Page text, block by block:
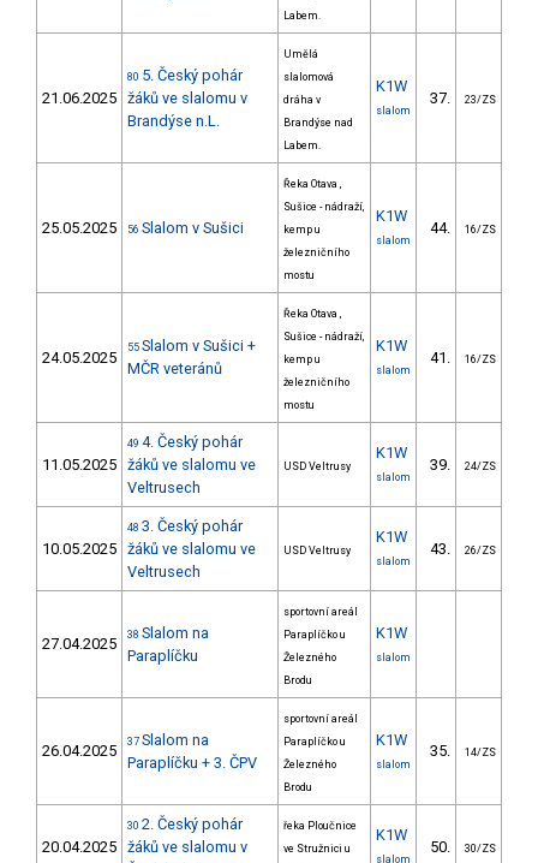
Labem.
21.06.2025
80 5. Český pohár
žáků ve slalomu v
Brandýse n.L.
Umělá
slalomová
dráha v
Brandýse nad
Labem.
K1W
slalom
37. 23/ZS
25.05.2025 56 Slalom v Sušici
Řeka Otava ,
Sušice - nádraží,
kemp u
železničního
mostu
K1W
slalom
44. 16/ZS
24.05.2025
55 Slalom v Sušici +
MČR veteránů
Řeka Otava ,
Sušice - nádraží,
kemp u
železničního
mostu
K1W
slalom
41. 16/ZS
11.05.2025
49 4. Český pohár
žáků ve slalomu ve
Veltrusech
USD Veltrusy
K1W
slalom
39. 24/ZS
10.05.2025
48 3. Český pohár
žáků ve slalomu ve
Veltrusech
USD Veltrusy
K1W
slalom
43. 26/ZS
27.04.2025 38 Slalom na
Paraplíčku
sportovní areál
Paraplíčko u
Železného
Brodu
K1W
slalom
26.04.2025 37 Slalom na
Paraplíčku + 3. ČPV
sportovní areál
Paraplíčko u
Železného
Brodu
K1W
slalom
35. 14/ZS
20.04.2025
30 2. Český pohár
žáků ve slalomu v
řeka Ploučnice
ve Stružnici u
K1W
slalom
50. 30/ZS